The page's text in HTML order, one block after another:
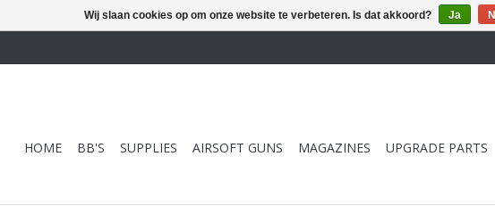
HOME BB'S SUPPLIES AIRSOFT GUNS MAGAZINES UPGRADE PARTS
Wij slaan cookies op om onze website te verbeteren. Is dat akkoord? Ja